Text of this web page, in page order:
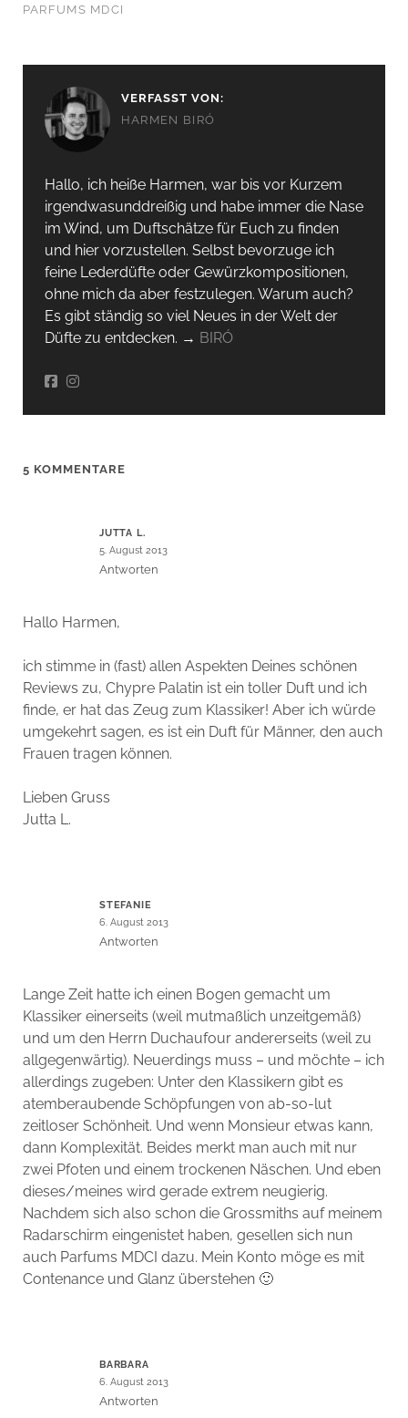
PARFUMS MDCI
VERFASST VON:
HARMEN BIRÓ
Hallo, ich heiße Harmen, war bis vor Kurzem
irgendwas­unddreißig und habe immer die Nase
im Wind, um Duftschätze für Euch zu finden
und hier vorzustellen. Selbst bevorzuge ich
feine Lederdüfte oder Gewürzkompositionen,
ohne mich da aber festzulegen. Warum auch?
Es gibt ständig so viel Neues in der Welt der
Düfte zu entdecken. → BIRÓ
5 KOMMENTARE
JUTTA L.
5. August 2013
Antworten
Hallo Harmen,
ich stimme in (fast) allen Aspekten Deines schönen
Reviews zu, Chypre Palatin ist ein toller Duft und ich
finde, er hat das Zeug zum Klassiker! Aber ich würde
umgekehrt sagen, es ist ein Duft für Männer, den auch
Frauen tragen können.
Lieben Gruss
Jutta L.
STEFANIE
6. August 2013
Antworten
Lange Zeit hatte ich einen Bogen gemacht um
Klassiker einerseits (weil mutmaßlich unzeitgemäß)
und um den Herrn Duchaufour andererseits (weil zu
allgegenwärtig). Neuerdings muss – und möchte – ich
allerdings zugeben: Unter den Klassikern gibt es
atemberaubende Schöpfungen von ab-so-lut
zeitloser Schönheit. Und wenn Monsieur etwas kann,
dann Komplexität. Beides merkt man auch mit nur
zwei Pfoten und einem trockenen Näschen. Und eben
dieses/meines wird gerade extrem neugierig.
Nachdem sich also schon die Grossmiths auf meinem
Radarschirm eingenistet haben, gesellen sich nun
auch Parfums MDCI dazu. Mein Konto möge es mit
Contenance und Glanz überstehen 🙂
BARBARA
6. August 2013
Antworten